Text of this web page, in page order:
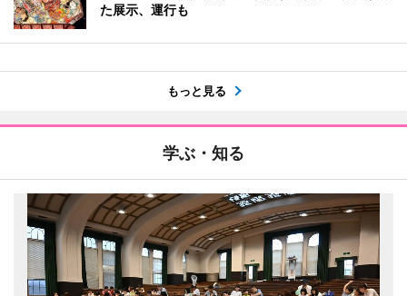
た展示、運行も
もっと見る
学ぶ・知る